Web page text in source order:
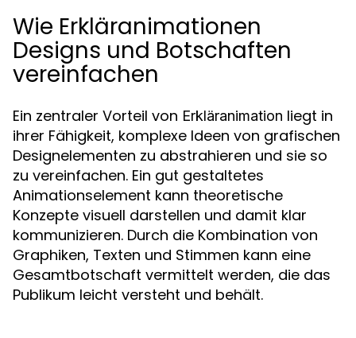
Wie Erkläranimationen
Designs und Botschaften
vereinfachen
Ein zentraler Vorteil von Erkläranimation liegt in
ihrer Fähigkeit, komplexe Ideen von grafischen
Designelementen zu abstrahieren und sie so
zu vereinfachen. Ein gut gestaltetes
Animationselement kann theoretische
Konzepte visuell darstellen und damit klar
kommunizieren. Durch die Kombination von
Graphiken, Texten und Stimmen kann eine
Gesamtbotschaft vermittelt werden, die das
Publikum leicht versteht und behält.